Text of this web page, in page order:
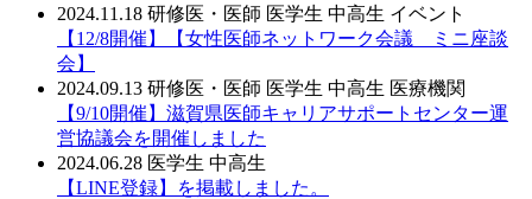
2024.11.18 研修医・医師 医学生 中高生 イベント
【12/8開催】【女性医師ネットワーク会議 ミニ座談
会】
2024.09.13 研修医・医師 医学生 中高生 医療機関
【9/10開催】滋賀県医師キャリアサポートセンター運
営協議会を開催しました
2024.06.28 医学生 中高生
【LINE登録】を掲載しました。